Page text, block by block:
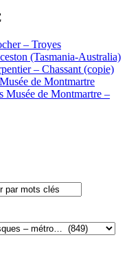
– Troyes
(Tasmania-Australia)
– Chassant (copie)
de Montmartre
Musée de Montmartre –